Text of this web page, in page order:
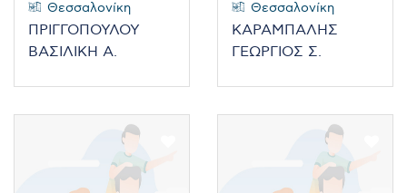
Θεσσαλονίκη
ΠΡΙΓΓΟΠΟΥΛΟΥ
ΒΑΣΙΛΙΚΗ Α.
Θεσσαλονίκη
ΚΑΡΑΜΠΑΛΗΣ
ΓΕΩΡΓΙΟΣ Σ.